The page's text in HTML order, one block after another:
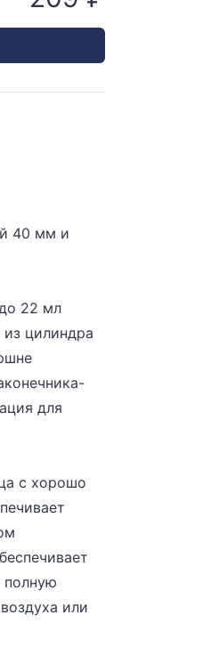
40 мм и
22 мл
из цилиндра
для
с хорошо
полную
или